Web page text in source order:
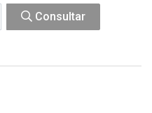
Consultar